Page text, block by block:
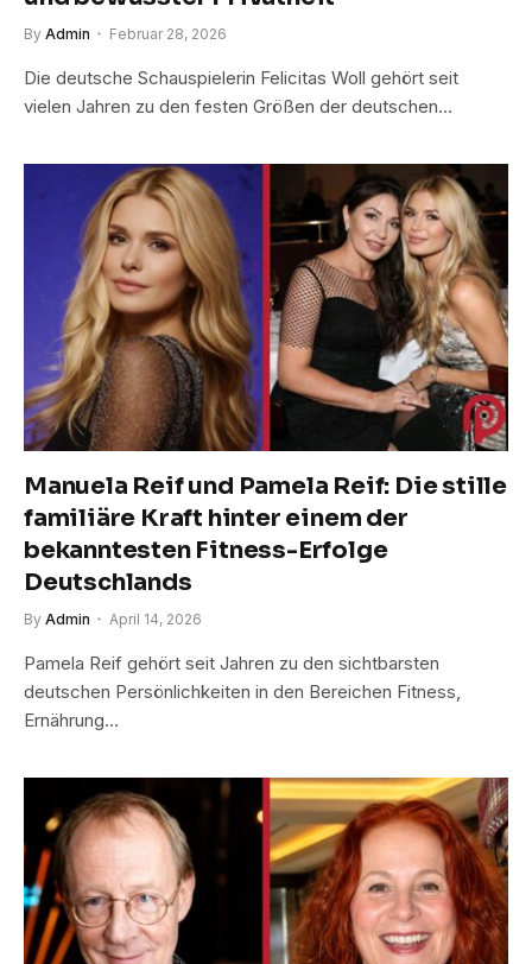
By Admin Februar 28, 2026
Die deutsche Schauspielerin Felicitas Woll gehört seit
vielen Jahren zu den festen Größen der deutschen…
Manuela Reif und Pamela Reif: Die stille
familiäre Kraft hinter einem der
bekanntesten Fitness-Erfolge
Deutschlands
By Admin April 14, 2026
Pamela Reif gehört seit Jahren zu den sichtbarsten
deutschen Persönlichkeiten in den Bereichen Fitness,
Ernährung…